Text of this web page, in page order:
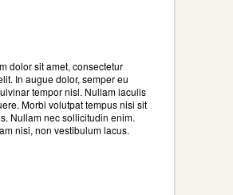
dolor sit amet, consectetur
In augue dolor, semper eu
tempor nisl. Nullam iaculis
Morbi volutpat tempus nisi sit
Nullam nec sollicitudin enim.
nisi, non vestibulum lacus.